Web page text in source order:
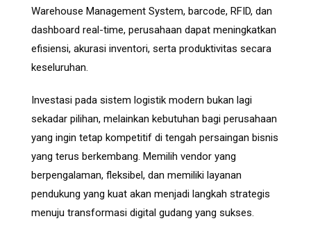
Warehouse Management System, barcode, RFID, dan
dashboard real-time, perusahaan dapat meningkatkan
efisiensi, akurasi inventori, serta produktivitas secara
keseluruhan.
Investasi pada sistem logistik modern bukan lagi
sekadar pilihan, melainkan kebutuhan bagi perusahaan
yang ingin tetap kompetitif di tengah persaingan bisnis
yang terus berkembang. Memilih vendor yang
berpengalaman, fleksibel, dan memiliki layanan
pendukung yang kuat akan menjadi langkah strategis
menuju transformasi digital gudang yang sukses.